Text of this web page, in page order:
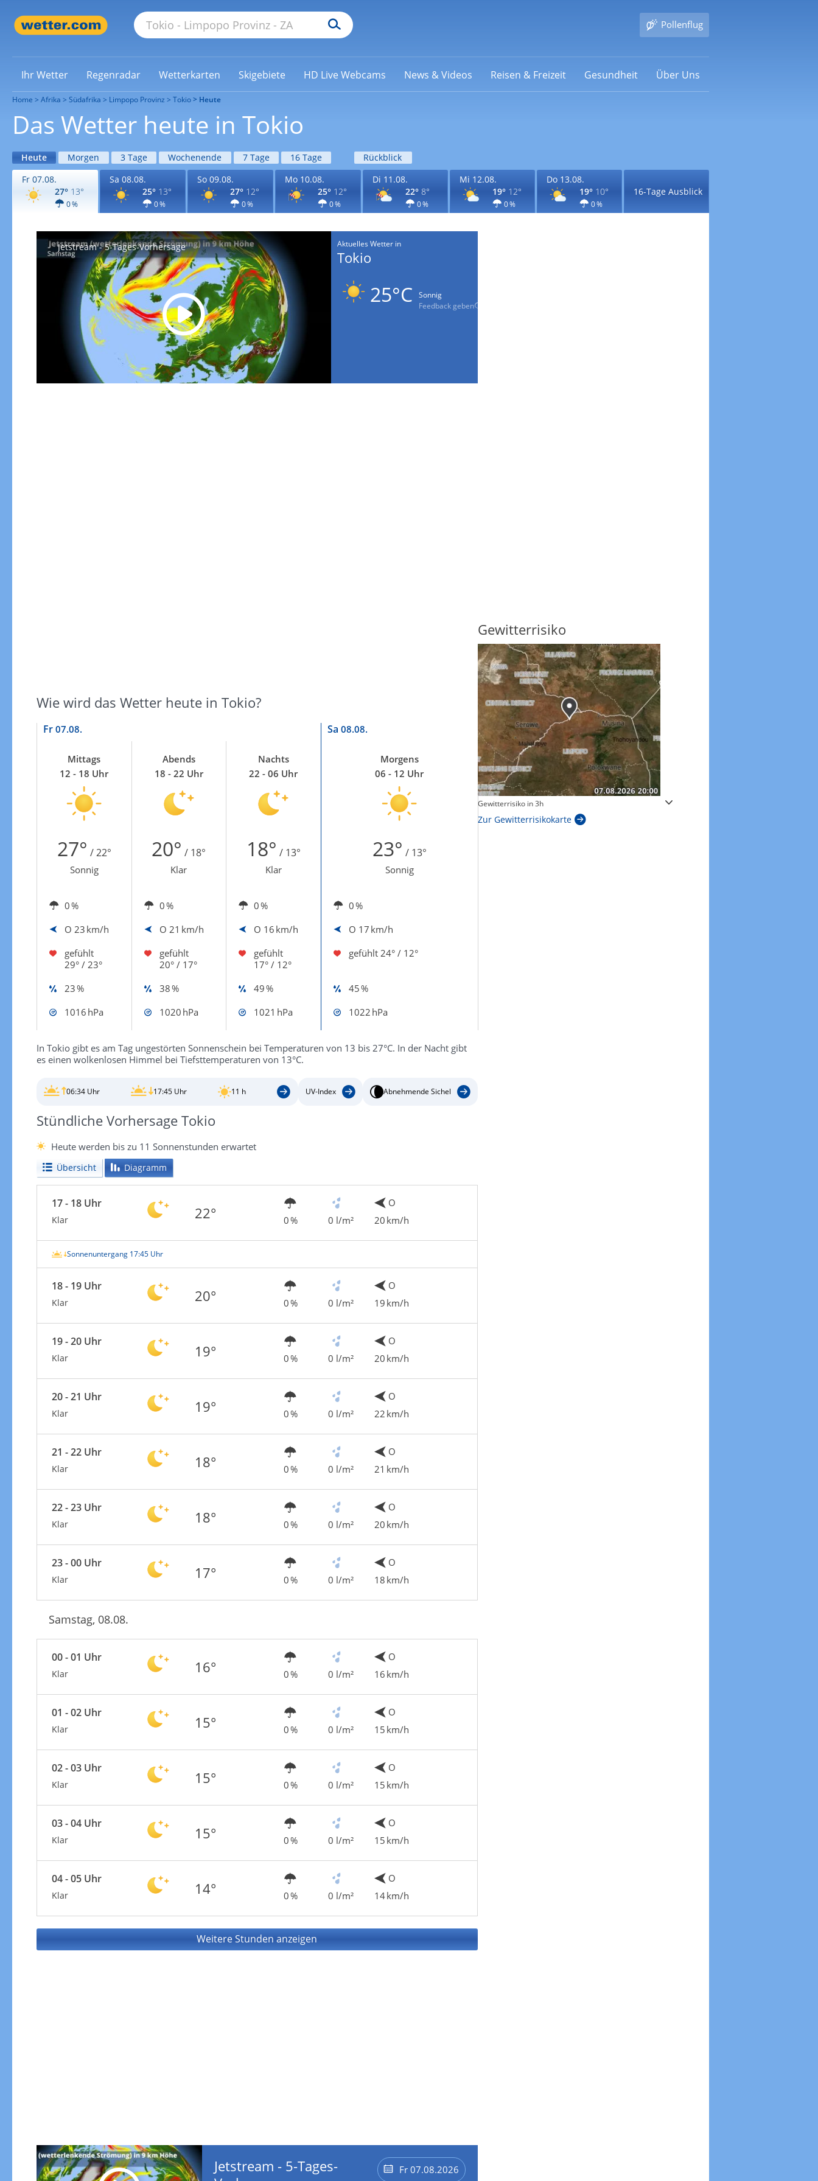
Pollenflug
Ihr Wetter Regenradar Wetterkarten Skigebiete HD Live Webcams News & Videos Reisen & Freizeit Gesundheit Über Uns
Home Afrika Südafrika Limpopo Provinz Tokio Heute
Das Wetter heute in Tokio
Heute Morgen 3 Tage Wochenende 7 Tage 16 Tage
Rückblick
Fr 07.08.
27° 13°
0 %
Sa 08.08.
25° 13°
0 %
So 09.08.
27° 12°
0 %
Mo 10.08.
25° 12°
0 %
Di 11.08.
22° 8°
0 %
Mi 12.08.
19° 12°
0 %
Do 13.08.
19° 10°
0 %
16-Tage Ausblick
Jetstream - 5-Tages-Vorhersage Aktuelles Wetter in
Tokio
25°C
Sonnig
Feedback geben
Wie wird das Wetter heute in Tokio?
Fr 07.08. Sa 08.08.
Mittags
12 - 18 Uhr
Abends
18 - 22 Uhr
Nachts
22 - 06 Uhr
Morgens
06 - 12 Uhr
27° / 22° 20° / 18° 18° / 13° 23° / 13°
Sonnig Klar Klar Sonnig
0 % 0 % 0 %
0 %
O 23 km/h O 21 km/h O 16 km/h O 17 km/h
gefühlt
29° / 23°
gefühlt
20° / 17°
gefühlt
17° / 12°
gefühlt 24° / 12°
23 % 38 % 49 %
45 %
1016 hPa
1020 hPa 1021 hPa 1022 hPa
In Tokio gibt es am Tag ungestörten Sonnenschein bei Temperaturen von 13 bis 27°C. In der Nacht gibt
es einen wolkenlosen Himmel bei Tiefsttemperaturen von 13°C.
06:34 Uhr 17:45 Uhr 11 h UV-Index Abnehmende Sichel
Stündliche Vorhersage Tokio
Heute werden bis zu 11 Sonnenstunden erwartet
Übersicht Diagramm
17 - 18 Uhr
Klar 22° 0 % 0 l/m²
O
20 km/h
Sonnenuntergang 17:45 Uhr
18 - 19 Uhr
Klar 20° 0 % 0 l/m²
O
19 km/h
19 - 20 Uhr
Klar 19° 0 % 0 l/m²
O
20 km/h
20 - 21 Uhr
Klar 19° 0 % 0 l/m²
O
22 km/h
21 - 22 Uhr
Klar 18° 0 % 0 l/m²
O
21 km/h
22 - 23 Uhr
Klar 18° 0 % 0 l/m²
O
20 km/h
23 - 00 Uhr
Klar 17° 0 % 0 l/m²
O
18 km/h
Samstag, 08.08.
00 - 01 Uhr
Klar 16° 0 % 0 l/m²
O
16 km/h
01 - 02 Uhr
Klar 15° 0 % 0 l/m²
O
15 km/h
02 - 03 Uhr
Klar 15° 0 % 0 l/m²
O
15 km/h
03 - 04 Uhr
Klar 15° 0 % 0 l/m²
O
15 km/h
04 - 05 Uhr
Klar 14° 0 % 0 l/m²
O
14 km/h
Weitere Stunden anzeigen
Fr 07.08.2026
Jetstream - 5-Tages-
Windgeschwindigkeiten in 3h
Zur Windgeschwindigkeitenkarte
Sonnenschein heute
Zur Sonnenscheindauerkarte
Gewitterrisiko
Gewitterrisiko in 3h
Zur Gewitterrisikokarte
Windböen heute